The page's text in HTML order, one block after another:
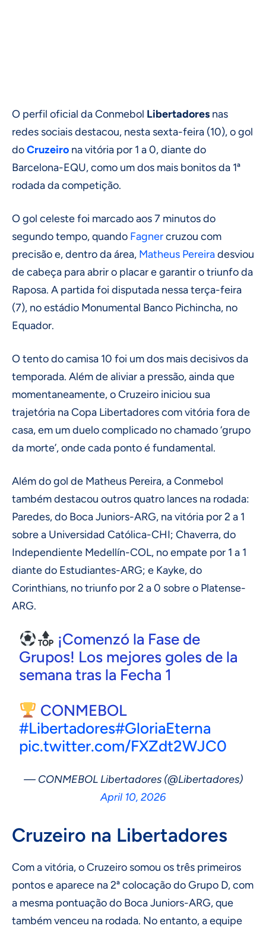
O perfil oficial da Conmebol Libertadores nas
redes sociais destacou, nesta sexta-feira (10), o gol
doCruzeiro na vitória por 1 a 0, diante do
Barcelona-EQU, como um dos mais bonitos da 1ª
rodada da competição.
O gol celeste foi marcado aos 7 minutos do
segundo tempo, quando Fagnercruzou com
precisão e, dentro da área, Matheus Pereiradesviou
de cabeça para abrir o placar e garantir o triunfo da
Raposa. A partida foi disputada nessa terça-feira
(7), no estádio Monumental Banco Pichincha, no
Equador.
O tento do camisa 10 foi um dos mais decisivos da
temporada. Além de aliviar a pressão, ainda que
momentaneamente, o Cruzeiro iniciou sua
trajetória na Copa Libertadores com vitória fora de
casa, em um duelo complicado no chamado ‘grupo
da morte’, onde cada ponto é fundamental.
Além do gol de Matheus Pereira, a Conmebol
também destacou outros quatro lances na rodada:
Paredes, do Boca Juniors-ARG, na vitória por 2 a 1
sobre a Universidad Católica-CHI; Chaverra, do
Independiente Medellín-COL, no empate por 1 a 1
diante do Estudiantes-ARG; e Kayke, do
Corinthians, no triunfo por 2 a 0 sobre o Platense-
ARG.
¡Comenzó la Fase de
Grupos! Los mejores goles de la
semana tras la Fecha 1
CONMEBOL
#Libertadores#GloriaEterna
pic.twitter.com/FXZdt2WJC0
— CONMEBOL Libertadores (@Libertadores)
April 10, 2026
Cruzeiro na Libertadores
Com a vitória, o Cruzeiro somou os três primeiros
pontos e aparece na 2ª colocação do Grupo D, com
a mesma pontuação do Boca Juniors-ARG, que
também venceu na rodada. No entanto, a equipe